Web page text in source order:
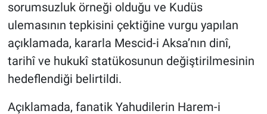
sorumsuzluk örneği olduğu ve Kudüs
ulemasının tepkisini çektiğine vurgu yapılan
açıklamada, kararla Mescid-i Aksa’nın dinî,
tarihî ve hukukî statükosunun değiştirilmesinin
hedeflendiği belirtildi.
Açıklamada, fanatik Yahudilerin Harem-i